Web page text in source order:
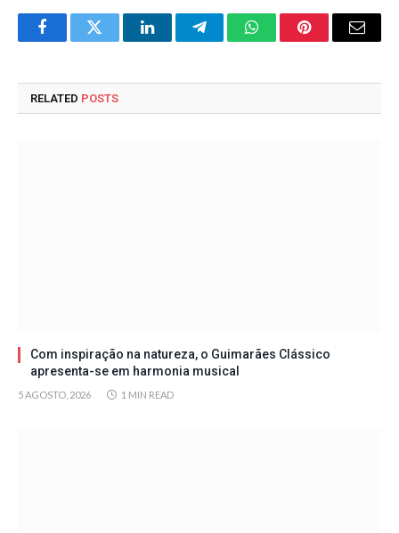
FacebookTwitter LinkedInTelegramWhatsAppPinterestEmail
RELATED POSTS
Com inspiração na natureza, o Guimarães Clássico
apresenta-se em harmonia musical
5 AGOSTO, 2026 1 MIN READ